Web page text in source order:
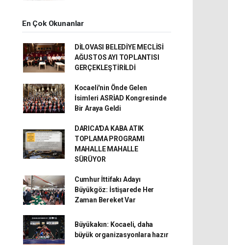
En Çok Okunanlar
DİLOVASI BELEDİYE MECLİSİ
AĞUSTOS AYI TOPLANTISI
GERÇEKLEŞTİRİLDİ
Kocaeli'nin Önde Gelen
İsimleri ASRİAD Kongresinde
Bir Araya Geldi
DARICA'DA KABA ATIK
TOPLAMA PROGRAMI
MAHALLE MAHALLE
SÜRÜYOR
Cumhur İttifakı Adayı
Büyükgöz: İstişarede Her
Zaman Bereket Var
Büyükakın: Kocaeli, daha
büyük organizasyonlara hazır